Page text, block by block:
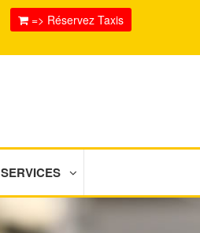
=> Réservez Taxis
SERVICES